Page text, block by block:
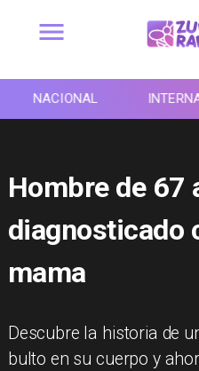
NACIONAL
Hombre de 67
diagnosticado
mama
Descubre la historia de
bulto en su cuerpo y